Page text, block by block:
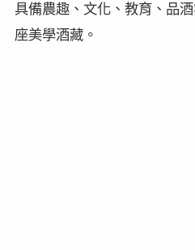
具備農趣、文化、教育、品
座美學酒藏。